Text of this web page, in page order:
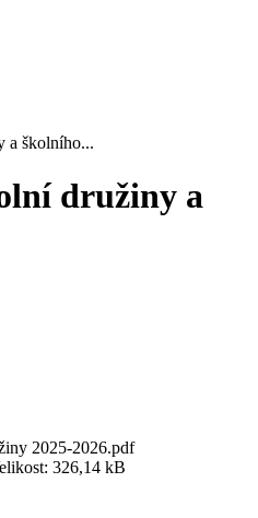
a školního...
družiny a
2025-2026.pdf
326,14 kB